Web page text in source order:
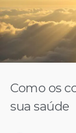
Como os
sua saúde